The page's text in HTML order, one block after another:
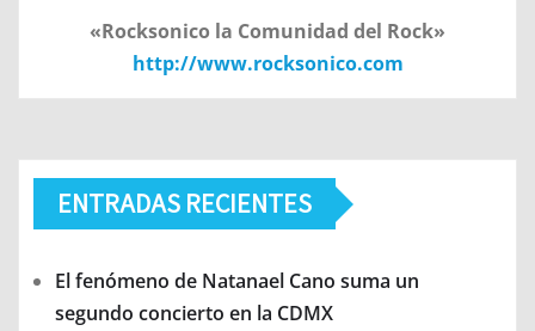
«Rocksonico la Comunidad del Rock»
http://www.rocksonico.com
ENTRADAS RECIENTES
El fenómeno de Natanael Cano suma un
segundo concierto en la CDMX